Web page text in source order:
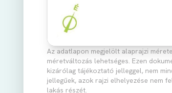
Az adatlapon megjelölt alaprajzi
méretváltozás lehetséges. Ezen
kizárólag tájékoztató jelleggel, nem
jellegűek, azok rajzi elhelyezése nem
lakás részét.